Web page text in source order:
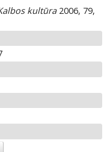
kultūra2006, 79,